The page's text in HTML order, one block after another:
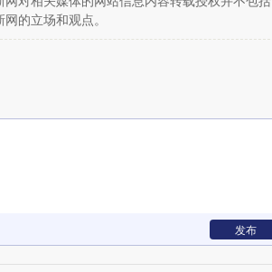
的立场和观点。
发布